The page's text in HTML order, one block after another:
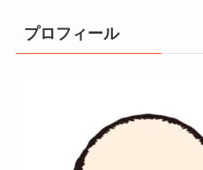
プロフィール